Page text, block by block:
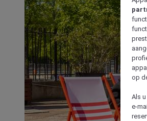
op
Als
e-